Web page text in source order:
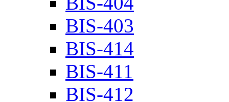
BIS-403
BIS-414
BIS-411
BIS-412